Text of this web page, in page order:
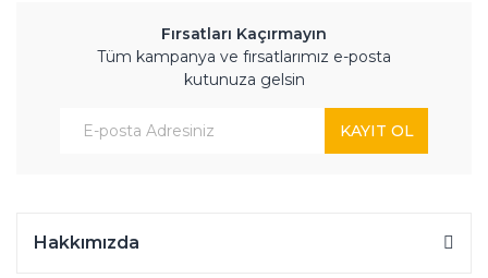
Fırsatları Kaçırmayın
Tüm kampanya ve fırsatlarımız e-posta
kutunuza gelsin
KAYIT OL
Hakkımızda